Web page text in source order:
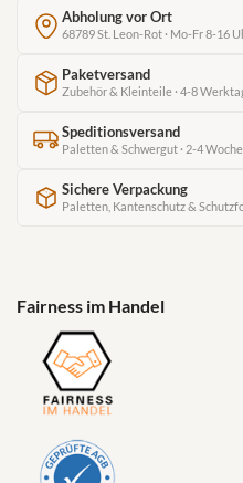
Abholung vor Ort
68789 St. Leon-Rot · Mo-Fr 8-16
Paketversand
Zubehör & Kleinteile · 4-8
Speditionsversand
Paletten & Schwergut · 2-4
Sichere Verpackung
Paletten, Kantenschutz &
Fairness im Handel